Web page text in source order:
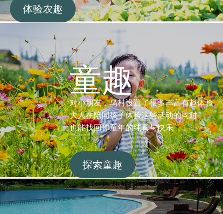
体验农趣
童趣
对小朋友，乌村设置了很多丰富有趣体验
大人在陪同孩子体验这些活动的同时
也能找回你童年的纯真与快乐
探索童趣